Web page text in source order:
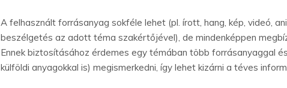
A felhasznált forrásanyag sokféle lehet (pl. írott, hang, kép, videó,
beszélgetés az adott téma szakértőjével), de mindenképpen
Ennek biztosításához érdemes egy témában több forrásanyaggal
külföldi anyagokkal is) megismerkedni, így lehet kizárni a téves